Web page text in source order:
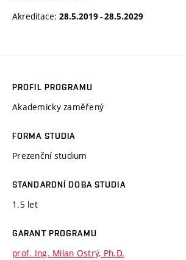
Akreditace: 28.5.2019 - 28.5.2029
PROFIL PROGRAMU
Akademicky zaměřený
FORMA STUDIA
Prezenční studium
STANDARDNÍ DOBA STUDIA
1.5 let
GARANT PROGRAMU
prof. Ing. Milan Ostrý, Ph.D.